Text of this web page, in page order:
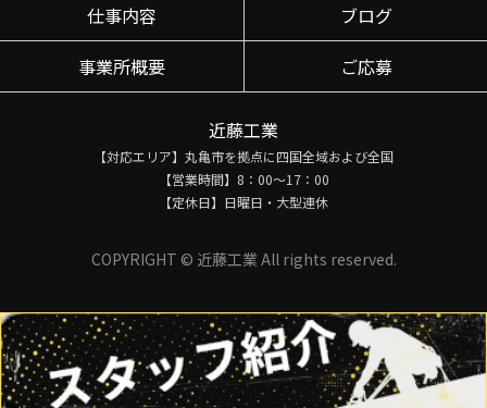
仕事内容
ブログ
事業所概要
ご応募
近藤工業
【対応エリア】丸亀市を拠点に四国全域および全国
【営業時間】8：00～17：00
【定休日】日曜日・大型連休
COPYRIGHT © 近藤工業 All rights reserved.